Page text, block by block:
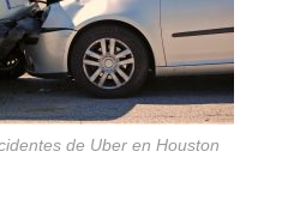
de Uber en Houston